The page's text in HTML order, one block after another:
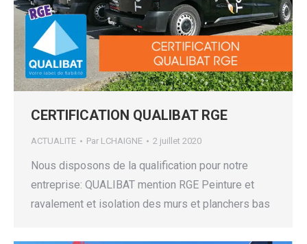
CERTIFICATION QUALIBAT RGE
ACTUALITE Par LCHAIGNE 2 juillet 2020
Nous disposons de la qualification pour notre
entreprise: QUALIBAT mention RGE Peinture et
ravalement et isolation des murs et planchers bas